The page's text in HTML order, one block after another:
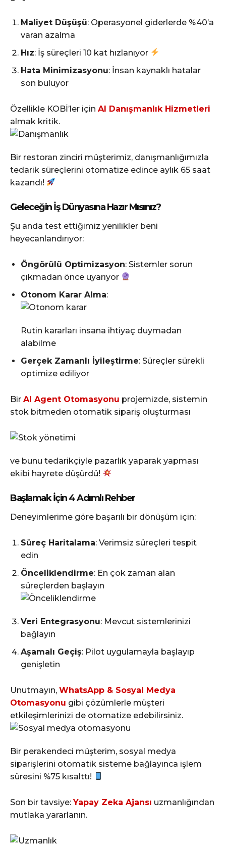
Maliyet Düşüşü: Operasyonel giderlerde %40’a
varan azalma
Hız: İş süreçleri 10 kat hızlanıyor
Hata Minimizasyonu: İnsan kaynaklı hatalar
son buluyor
Özellikle KOBİ’ler için AI Danışmanlık Hizmetleri
almak kritik.
Bir restoran zinciri müşterimiz, danışmanlığımızla
tedarik süreçlerini otomatize edince aylık 65 saat
kazandı!
Geleceğin İş Dünyasına Hazır Mısınız?
Şu anda test ettiğimiz yenilikler beni
heyecanlandırıyor:
Öngörülü Optimizasyon: Sistemler sorun
çıkmadan önce uyarıyor
Otonom Karar Alma:
Rutin kararları insana ihtiyaç duymadan
alabilme
Gerçek Zamanlı İyileştirme: Süreçler sürekli
optimize ediliyor
Bir AI Agent Otomasyonu projemizde, sistemin
stok bitmeden otomatik sipariş oluşturması
ve bunu tedarikçiyle pazarlık yaparak yapması
ekibi hayrete düşürdü!
Başlamak İçin 4 Adımlı Rehber
Deneyimlerime göre başarılı bir dönüşüm için:
Süreç Haritalama: Verimsiz süreçleri tespit
edin
Önceliklendirme: En çok zaman alan
süreçlerden başlayın
Veri Entegrasyonu: Mevcut sistemlerinizi
bağlayın
Aşamalı Geçiş: Pilot uygulamayla başlayıp
genişletin
Unutmayın, WhatsApp & Sosyal Medya
Otomasyonu gibi çözümlerle müşteri
etkileşimlerinizi de otomatize edebilirsiniz.
Bir perakendeci müşterim, sosyal medya
siparişlerini otomatik sisteme bağlayınca işlem
süresini %75 kısalttı!
Son bir tavsiye:Yapay Zeka Ajansı uzmanlığından
mutlaka yararlanın.